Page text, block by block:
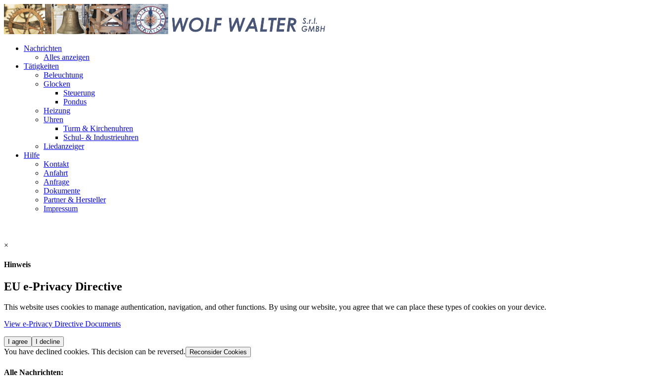
Nachrichten
Alles anzeigen
Tätigkeiten
Beleuchtung
Glocken
Steuerung
Pondus
Heizung
Uhren
Turm & Kirchenuhren
Schul- & Industrieuhren
Liedanzeiger
Hilfe
Kontakt
Anfahrt
Anfrage
Dokumente
Partner & Hersteller
Impressum
×
Hinweis
EU e-Privacy Directive
This website uses cookies to manage authentication, navigation, and other functions. By using our website, you agree that we can place these types of cookies on your device.
View e-Privacy Directive Documents
I agree I decline
You have declined cookies. This decision can be reversed. Reconsider Cookies
Alle Nachrichten: